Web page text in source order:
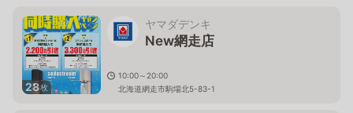
28枚
ヤマダデンキ
New網走店
10:00～20:00
北海道網走市駒場北5-83-1